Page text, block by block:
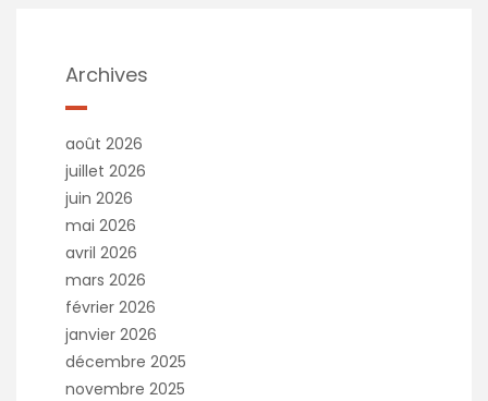
Archives
août 2026
juillet 2026
juin 2026
mai 2026
avril 2026
mars 2026
février 2026
janvier 2026
décembre 2025
novembre 2025